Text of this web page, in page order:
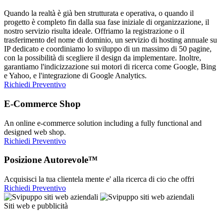
Quando la realtà è già ben strutturata e operativa, o quando il
progetto è completo fin dalla sua fase iniziale di organizzazione, il
nostro servizio risulta ideale. Offriamo la registrazione o il
trasferimento del nome di dominio, un servizio di hosting annuale su
IP dedicato e coordiniamo lo sviluppo di un massimo di 50 pagine,
con la possibilità di scegliere il design da implementare. Inoltre,
garantiamo l'indicizzazione sui motori di ricerca come Google, Bing
e Yahoo, e l'integrazione di Google Analytics.
Richiedi Preventivo
E-Commerce Shop
An online e-commerce solution including a fully functional and
designed web shop.
Richiedi Preventivo
Posizione Autorevole™
Acquisisci la tua clientela mente e' alla ricerca di cio che offri
Richiedi Preventivo
Siti web e pubblicità